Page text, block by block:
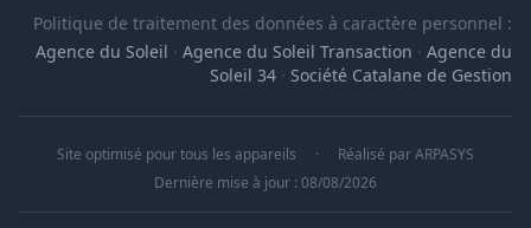
Politique de traitement des données à caractère personnel :
Agence du Soleil · Agence du Soleil Transaction · Agence du
Soleil 34 · Société Catalane de Gestion
Site optimisé pour tous les appareils · Réalisé parARPASYS
Dernière mise à jour : 08/08/2026